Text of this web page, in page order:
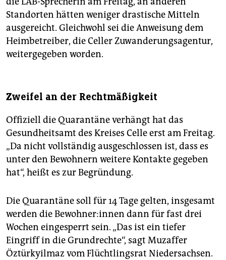
Standorten hätten weniger drastische Mitteln
ausgereicht. Gleichwohl sei die Anweisung dem
Heimbetreiber, die Celler Zuwanderungsagentur,
weitergegeben worden.
Zweifel an der Rechtmäßigkeit
Offiziell die Quarantäne verhängt hat das
Gesundheitsamt des Kreises Celle erst am Freitag.
„Da nicht vollständig ausgeschlossen ist, dass es
unter den Bewohnern weitere Kontakte gegeben
hat“, heißt es zur Begründung.
Die Quarantäne soll für 14 Tage gelten, insgesamt
werden die Bewohner:innen dann für fast drei
Wochen eingesperrt sein. „Das ist ein tiefer
Eingriff in die Grundrechte“, sagt Muzaffer
Öztürkyilmaz vom Flüchtlingsrat Niedersachsen.